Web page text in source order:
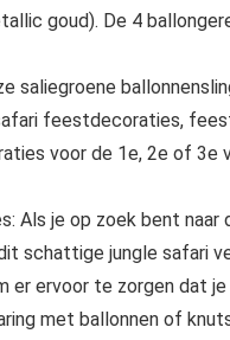
goud). De 4
saliegroene
feestdecoraties,
voor de 1e, 2e of 3e
Als je op zoek bent
schattige jungle safari
er ervoor te zorgen dat
met ballonnen of